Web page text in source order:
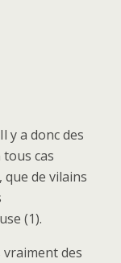
Il y a donc des
tous cas
de vilains
(1).
vraiment des